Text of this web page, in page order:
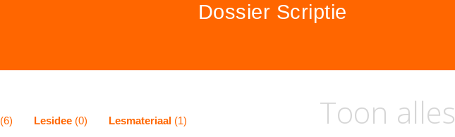
Dossier Scriptie
(6) Lesidee (0) Lesmateriaal (1) Toon alles